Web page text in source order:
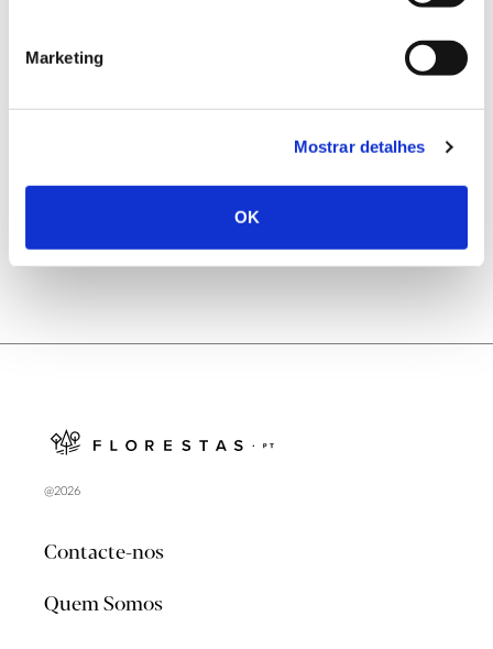
Marketing
Mostrar detalhes
OK
Natureza e florestas procuram jovens voluntários
@2026
Contacte-nos
Quem Somos